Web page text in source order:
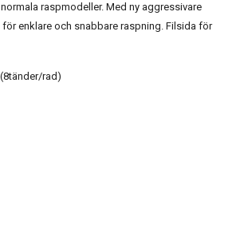
raspmodeller. Med ny aggressivare
enklare och snabbare raspning. Filsida för
rad)